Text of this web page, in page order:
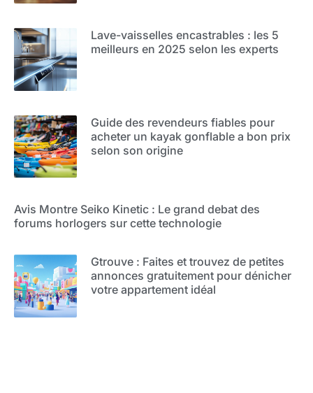
Lave-vaisselles encastrables : les 5
meilleurs en 2025 selon les experts
Guide des revendeurs fiables pour
acheter un kayak gonflable a bon prix
selon son origine
Avis Montre Seiko Kinetic : Le grand debat des
forums horlogers sur cette technologie
Gtrouve : Faites et trouvez de petites
annonces gratuitement pour dénicher
votre appartement idéal